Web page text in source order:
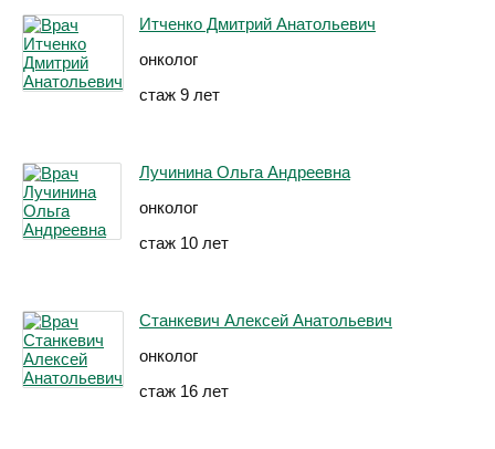
Итченко Дмитрий Анатольевич
онколог
стаж 9 лет
Лучинина Ольга Андреевна
онколог
стаж 10 лет
Станкевич Алексей Анатольевич
онколог
стаж 16 лет